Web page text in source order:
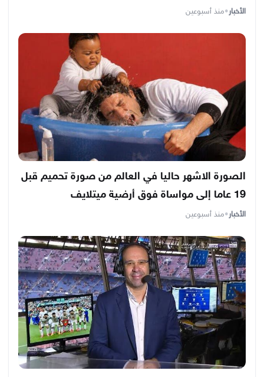
الأخبار•منذ أسبوعين
الصورة الاشهر حاليا في العالم من صورة تحميم قبل
19 عاما إلى مواساة فوق أرضية ميتلايف
الأخبار•منذ أسبوعين